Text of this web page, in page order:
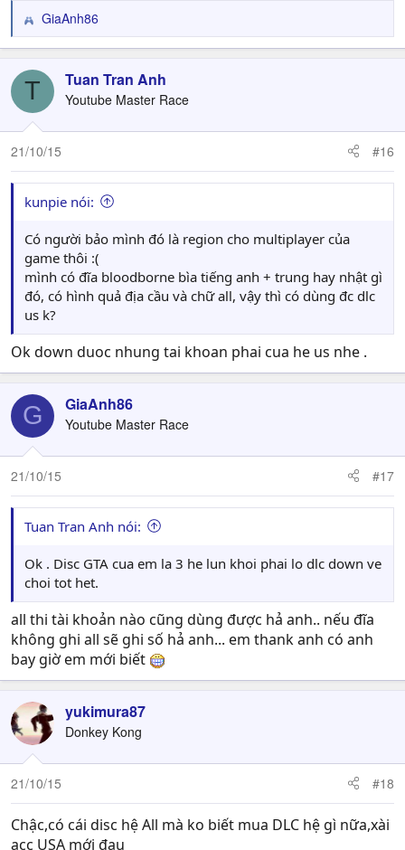
R
e
c
i
o
n
s
:
GiaAnh86
T Tuan Tran Anh
Youtube Master Race
21/10/15 #16
kunpie nói:
Có người bảo mình đó là region cho multiplayer của
game thôi :(
mình có đĩa bloodborne bìa tiếng anh + trung hay nhật gì
đó, có hình quả địa cầu và chữ all, vậy thì có dùng đc dlc
us k?
Ok down duoc nhung tai khoan phai cua he us nhe .
G GiaAnh86
Youtube Master Race
21/10/15 #17
Tuan Tran Anh nói:
Ok . Disc GTA cua em la 3 he lun khoi phai lo dlc down ve
choi tot het.
all thi tài khoản nào cũng dùng được hả anh.. nếu đĩa
không ghi all sẽ ghi số hả anh... em thank anh có anh
bay giờ em mới biết
yukimura87
Donkey Kong
21/10/15 #18
Chậc,có cái disc hệ All mà ko biết mua DLC hệ gì nữa,xài
acc USA mới đau